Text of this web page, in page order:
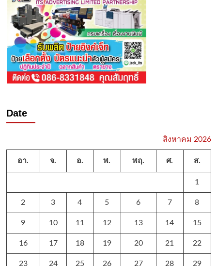
Date
สิงหาคม 2026
อา. จ. อ. พ. พฤ. ศ. ส.
1
2 3 4 5 6 7 8
9 10 11 12 13 14 15
16 17 18 19 20 21 22
23 24 25 26 27 28 29